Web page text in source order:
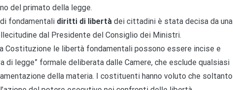
del primato della legge.
fondamentali diritti di libertà dei cittadini è stata decisa da una
dal Presidente del Consiglio dei Ministri.
Costituzione le libertà fondamentali possono essere incise e
di legge” formale deliberata dalle Camere, che esclude qualsiasi
della materia. I costituenti hanno voluto che soltanto